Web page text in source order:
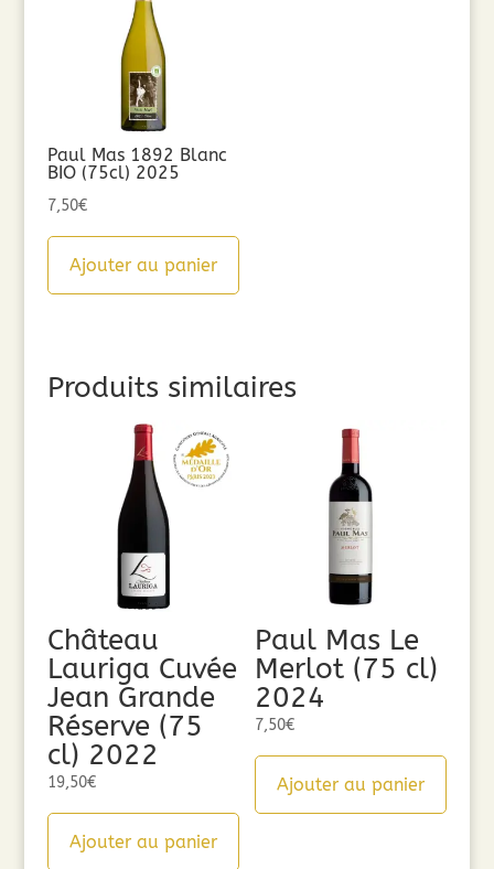
Paul Mas 1892 Blanc
BIO (75cl) 2025
7,50€
Ajouter au panier
Produits similaires
Château
Lauriga Cuvée
Jean Grande
Réserve (75
cl) 2022
19,50€
Ajouter au panier
Paul Mas Le
Merlot (75 cl)
2024
7,50€
Ajouter au panier